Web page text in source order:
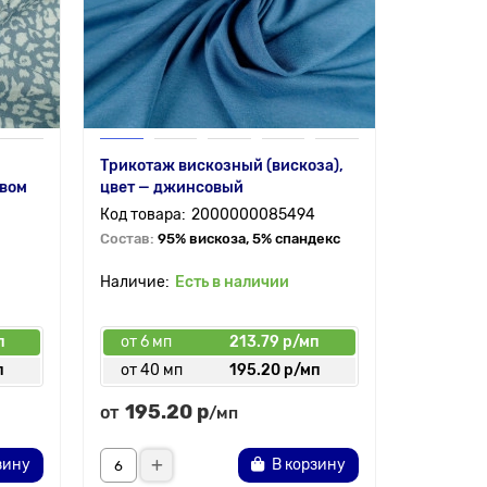
Трикотаж вискозный (вискоза),
цвет — джинсовый
2000000085494
Состав: 95% вискоза, 5% спандекс
Есть в наличии
от 6 мп
213.79 р/мп
от 40 мп
195.20 р/мп
от 195.20 р/мп
В корзину